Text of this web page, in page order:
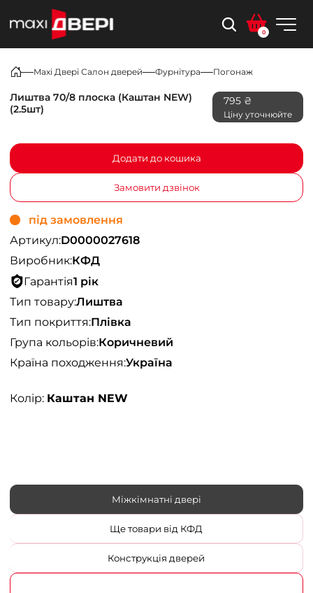
0
Maxi Двері Салон дверей Фурнітура Погонаж
Лиштва 70/8 плоска (Каштан NEW)
(2.5шт)
795 ₴
Ціну уточнюйте
Додати до кошика
Замовити дзвінок
під замовлення
Артикул:D0000027618
Виробник:КФД
Гарантія1 рік
Тип товару:Лиштва
Тип покриття:Плівка
Група кольорів:Коричневий
Країна походження:Україна
Колір: Каштан NEW
Міжкімнатні двері
Ще товари від КФД
Конструкція дверей